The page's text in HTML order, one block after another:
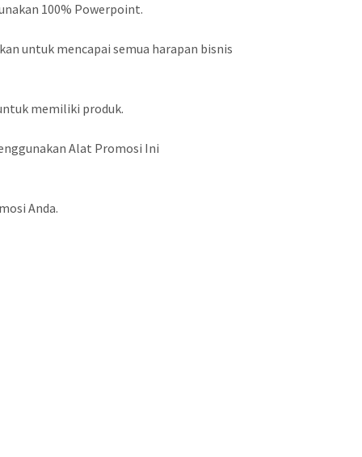
100% Powerpoint.
untuk mencapai semua harapan bisnis
memiliki produk.
Alat Promosi Ini
Anda.